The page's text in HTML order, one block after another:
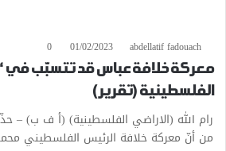
abdellatif fadouach
01/02/2023
0
معركة خلافة عباس قد تتسبّب في
الفلسطينية (تقرير)
رام الله (الاراضي الفلسطينية) (أ ف ب) – حذّر
من أنّ معركة خلافة الرئيس الفلسطيني